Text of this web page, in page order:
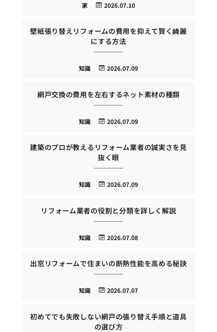
2026.07.10
家
壁紙張り替えリフォームの費用を抑えて賢く綺麗
にする方法
2026.07.09
知識
網戸交換の費用を左右するネット素材の種類
2026.07.09
知識
建築のプロが教えるリフォーム業者の誠実さを見
抜く眼
2026.07.09
知識
リフォーム業者の役割と分類を詳しく解説
2026.07.08
知識
出窓リフォームで住まいの断熱性能を高める秘訣
2026.07.07
知識
初めてでも失敗しない網戸の張り替え手順と道具
の選び方